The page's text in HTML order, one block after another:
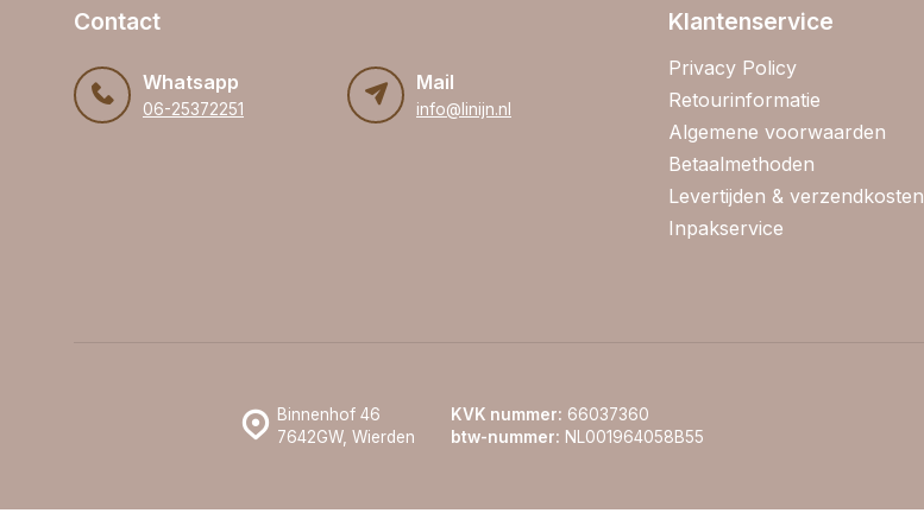
Contact
Whatsapp
06-25372251
Mail
info@linijn.nl
Klantenservice
Privacy Policy
Retourinformatie
Algemene voorwaarden
Betaalmethoden
Levertijden & verzendkosten
Inpakservice
Binnenhof 46
7642GW, Wierden
KVK nummer: 66037360
btw-nummer: NL001964058B55